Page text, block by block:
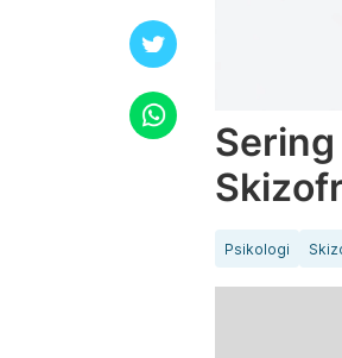
Psikologi